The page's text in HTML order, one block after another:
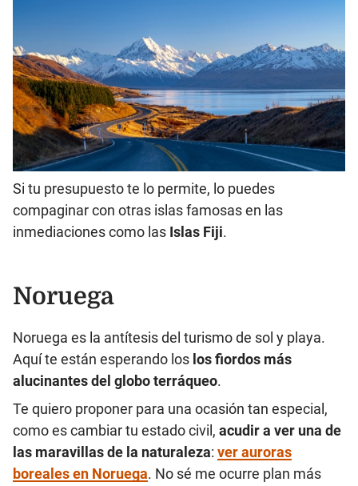
Si tu presupuesto te lo permite, lo puedes
compaginar con otras islas famosas en las
inmediaciones como las Islas Fiji.
Noruega
Noruega es la antítesis del turismo de sol y playa.
Aquí te están esperando los los fiordos más
alucinantes del globo terráqueo.
Te quiero proponer para una ocasión tan especial,
como es cambiar tu estado civil, acudir a ver una de
las maravillas de la naturaleza: ver auroras
boreales en Noruega. No sé me ocurre plan más